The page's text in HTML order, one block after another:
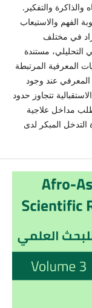
والذاكرة والتفكير.
الفهم والاستيعاب
في مختلف
التحليلي، مستندة
المعرفية المرتبطة
المعرفي عند وجود
تتجاوز حدود
مداخل علاجية
التدخل المبكر لدى